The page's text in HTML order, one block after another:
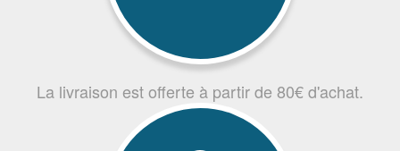
La livraison est offerte à partir de 80€ d'achat.